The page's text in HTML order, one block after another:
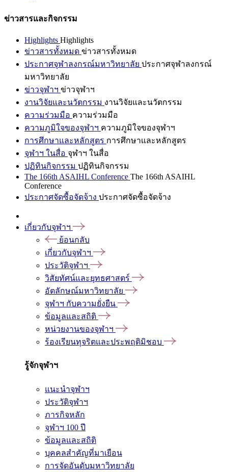
ข่าวสารและกิจกรรม
Highlights Highlights
ข่าวสารทั้งหมด ข่าวสารทั้งหมด
ประกาศจุฬาลงกรณ์มหาวิทยาลัย ประกาศจุฬาลงกรณ์
มหาวิทยาลัย
ข่าวจุฬาฯ ข่าวจุฬาฯ
งานวิจัยและนวัตกรรม งานวิจัยและนวัตกรรม
ความร่วมมือ ความร่วมมือ
ความภูมิใจของจุฬาฯ ความภูมิใจของจุฬาฯ
การศึกษาและหลักสูตร การศึกษาและหลักสูตร
จุฬาฯ ในสื่อ จุฬาฯ ในสื่อ
ปฏิทินกิจกรรม ปฏิทินกิจกรรม
The 166th ASAIHL Conference The 166th ASAIHL
Conference
ประกาศจัดซื้อจัดจ้าง ประกาศจัดซื้อจัดจ้าง
เกี่ยวกับจุฬาฯ
ย้อนกลับ
เกี่ยวกับจุฬาฯ
ประวัติจุฬาฯ
วิสัยทัศน์และยุทธศาสตร์
อัตลักษณ์มหาวิทยาลัย
จุฬาฯ กับความยั่งยืน
ข้อมูลและสถิติ
หน่วยงานของจุฬาฯ
ร้องเรียนทุจริตและประพฤติมิชอบ
รู้จักจุฬาฯ
แนะนำจุฬาฯ
ประวัติจุฬาฯ
ภารกิจหลัก
จุฬาฯ 100 ปี
ข้อมูลและสถิติ
บุคคลสำคัญที่มาเยือน
การจัดอันดับมหาวิทยาลัย